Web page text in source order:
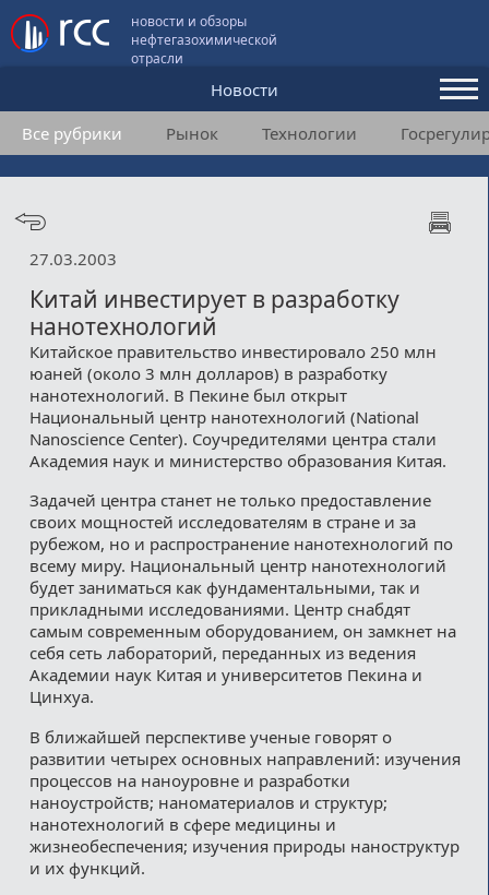
новости и обзоры
нефтегазохимической
отрасли
Новости
Аналитика и мнения
Конференции
Пользовательское соглашение
Медиакит
Контакты
Все рубрики Рынок Технологии
27.03.2003
Китай инвестирует в разработку
нанотехнологий
Китайское правительство инвестировало 250 млн
юаней (около 3 млн долларов) в разработку
нанотехнологий. В Пекине был открыт
Национальный центр нанотехнологий (National
Nanoscience Center). Соучредителями центра стали
Академия наук и министерство образования Китая.
Задачей центра станет не только предоставление
своих мощностей исследователям в стране и за
рубежом, но и распространение нанотехнологий по
всему миру. Национальный центр нанотехнологий
будет заниматься как фундаментальными, так и
прикладными исследованиями. Центр снабдят
самым современным оборудованием, он замкнет на
себя сеть лабораторий, переданных из ведения
Академии наук Китая и университетов Пекина и
Цинхуа.
В ближайшей перспективе ученые говорят о
развитии четырех основных направлений: изучения
процессов на наноуровне и разработки
наноустройств; наноматериалов и структур;
нанотехнологий в сфере медицины и
жизнеобеспечения; изучения природы наноструктур
и их функций.